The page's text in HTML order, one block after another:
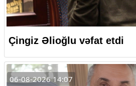
Çingiz Əlioğlu vəfat etdi
06-08-2026 14:07